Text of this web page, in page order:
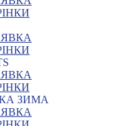
ЗИМА